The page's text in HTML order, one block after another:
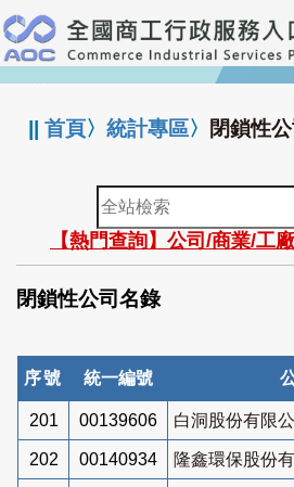
跳
到
主
要
:::
||首頁〉統計專區〉 閉鎖性
全
站
檢
索
【熱門查詢】公司/商業/工
閉鎖性公司名錄
序號 統一編號
201 00139606 白洞股份有限
202 00140934 隆鑫環保股份